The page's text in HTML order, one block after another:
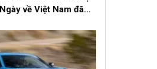
về Việt Nam đã